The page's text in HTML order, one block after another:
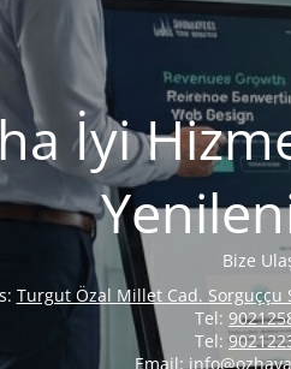
İyi
Bize
Turgut Özal Millet Cad. Sorguççu
Tel:
Tel:
Email: